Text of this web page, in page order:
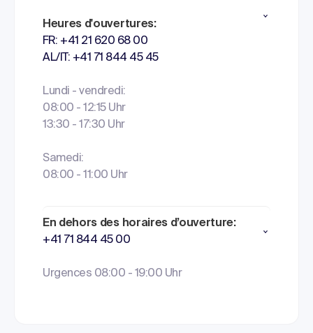
Heures d'ouvertures:
FR: +41 21 620 68 00
AL/IT: +41 71 844 45 45
Lundi - vendredi:
08:00 - 12:15 Uhr
13:30 - 17:30 Uhr
Samedi:
08:00 - 11:00 Uhr
En dehors des horaires d’ouverture:
+41 71 844 45 00
Urgences 08:00 - 19:00 Uhr